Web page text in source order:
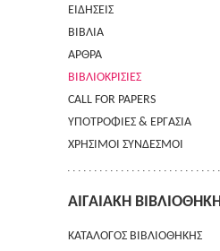
ΕΙΔΗΣΕΙΣ
ΒΙΒΛΙΑ
ΑΡΘΡΑ
ΒΙΒΛΙΟΚΡΙΣΙΕΣ
CALL FOR PAPERS
ΥΠΟΤΡΟΦΙΕΣ & ΕΡΓΑΣΙΑ
ΧΡΗΣΙΜΟΙ ΣΥΝΔΕΣΜΟΙ
ΑΙΓΑΙΑΚΗ ΒΙΒΛΙΟΘΗΚΗ
ΚΑΤΑΛΟΓΟΣ ΒΙΒΛΙΟΘΗΚΗΣ